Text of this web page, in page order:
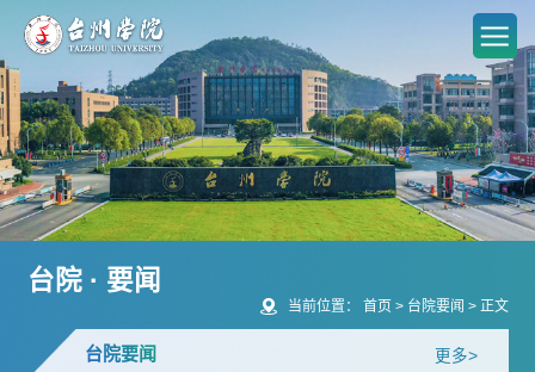
台院 · 要闻
当前位置： 首页> 台院要闻 > 正文
台院要闻 更多>